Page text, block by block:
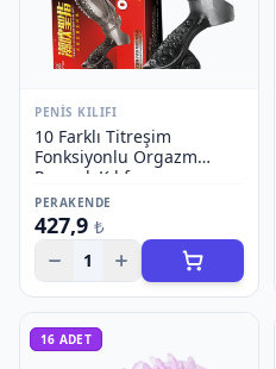
PENIS KILIFI
10 Farklı Titreşim
Fonksiyonlu Orgazm
Parmak Kılıfı
PERAKENDE
427,9 ₺
1
16 ADET